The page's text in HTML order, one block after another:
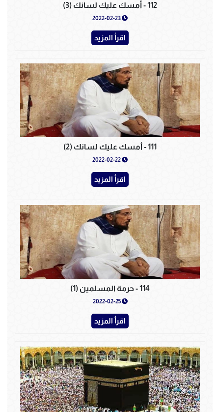
112 - أمسك عليك لسانك (3)
اقرأ المزيد
111 - أمسك عليك لسانك (2)
اقرأ المزيد
114 - حرمة المسلمين (1)
2022-02-25
اقرأ المزيد